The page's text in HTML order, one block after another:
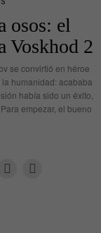
osos: el
Voskhod 2
se convirtió en héroe
humanidad: acababa
había sido un éxito,
empezar, el bueno